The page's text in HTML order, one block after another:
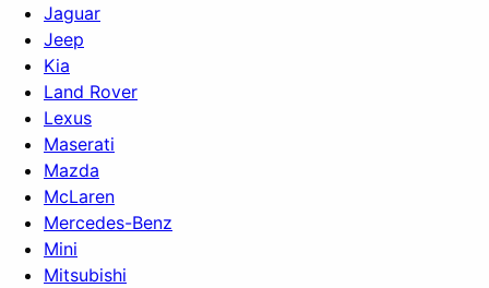
Jaguar
Jeep
Kia
Land Rover
Lexus
Maserati
Mazda
McLaren
Mercedes-Benz
Mini
Mitsubishi